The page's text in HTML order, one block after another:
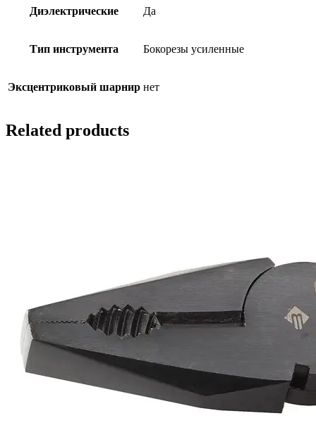
Диэлектрические Да
Тип инструмента Бокорезы усиленные
Эксцентриковый шарнир нет
Related products